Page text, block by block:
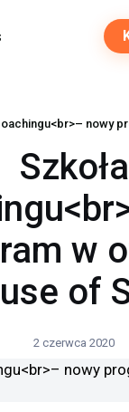
nowy
Szkoła
w
of
2 czerwca 2020